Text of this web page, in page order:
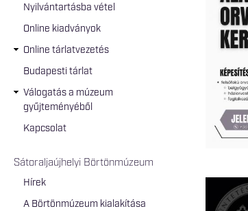
Nyilvántartásba vétel
Online kiadványok
Online tárlatvezetés
Budapesti tárlat
Válogatás a múzeum
gyűjteményéből
Kapcsolat
Sátoraljaújhelyi Börtönmúzeum
Hírek
A Börtönmúzeum kialakítása